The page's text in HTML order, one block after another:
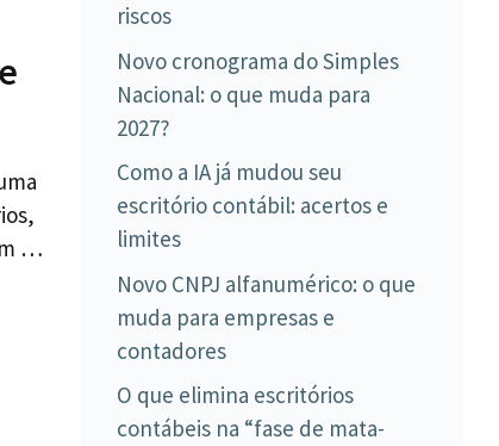
…
riscos
Novo cronograma do Simples
Nacional: o que muda para
2027?
Como a IA já mudou seu
escritório contábil: acertos e
limites
Novo CNPJ alfanumérico: o que
muda para empresas e
contadores
O que elimina escritórios
contábeis na “fase de mata-